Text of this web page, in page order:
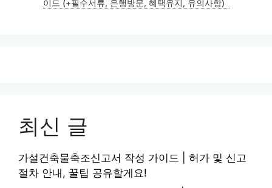
이드 (+필수서류, 은행방문, 혜택유지, 유의사항)
최신 글
가설건축물축조신고서 작성 가이드 | 허가 및 신고
절차 안내, 꿀팁 공유할게요!